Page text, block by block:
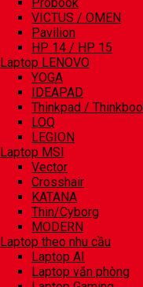
VICTUS / OMEN
Pavilion
HP 14 / HP 15
Laptop LENOVO
YOGA
IDEAPAD
Thinkpad /
LOQ
LEGION
Laptop MSI
Vector
Crosshair
KATANA
Thin/Cyborg
MODERN
Laptop theo nhu cầu
Laptop AI
Laptop văn phòng